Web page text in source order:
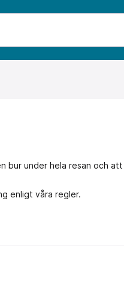
bur under hela resan och
enligt våra regler.